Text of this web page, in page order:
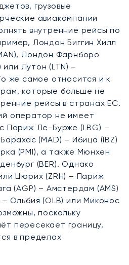
грузовые
авиакомпании
внутренние рейсы по
Лондон Биггин Хилл
Лондон Фарнборо
или Лутон (LTN) –
же самое относится и к
которые больше не
рейсы в странах ЕС.
оператор не имеет
Париж Ле-Бурже (LBG) –
(MAD) – Ибица (IBZ)
(PMI), а также Мюнхен
(BER). Однако
Цюрих (ZRH) – Париж
(AGP) – Амстердам (AMS)
Ольбия (OLB) или Миконос
поскольку
пересекает границу,
в пределах